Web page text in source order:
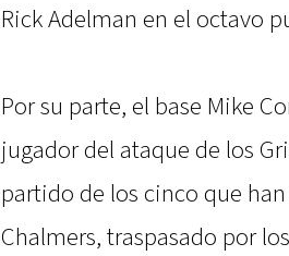
Rick Adelman en el octavo
Por su parte, el base Mike
jugador del ataque de los
partido de los cinco que
Chalmers, traspasado por